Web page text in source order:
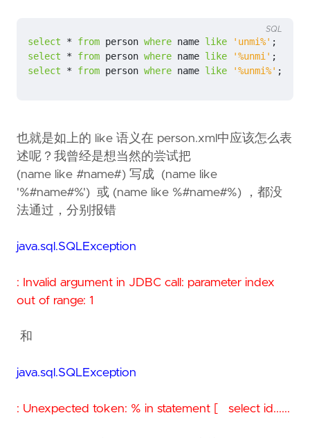
select * from person where name like 'unmi%' ;
select
* from person where name like '%unmi' ;
select
* from person where name like '%unmi%' ;
SQL
也就是如上的 like 语义在 person.xml中应该怎么表
述呢？我曾经是想当然的尝试把
(name like #name#) 写成 (name like
'%#name#%') 或 (name like %#name#%) ，都没
法通过，分别报错
java.sql.SQLException
: Invalid argument in JDBC call: parameter index
out of range: 1
和
java.sql.SQLException
: Unexpected token: % in statement [ select id......